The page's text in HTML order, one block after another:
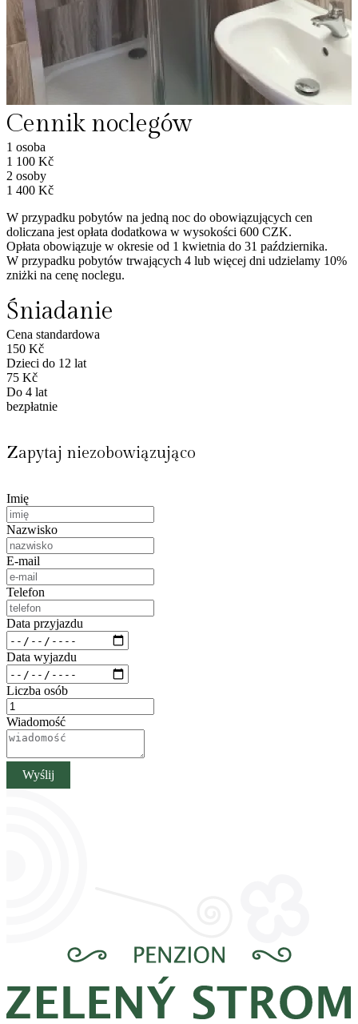
Cennik noclegów
1 osoba
1 100 Kč
2 osoby
1 400 Kč
W przypadku pobytów na jedną noc do obowiązujących cen
doliczana jest opłata dodatkowa w wysokości 600 CZK.
Opłata obowiązuje w okresie od 1 kwietnia do 31 października.
W przypadku pobytów trwających 4 lub więcej dni udzielamy 10%
zniżki na cenę noclegu.
Śniadanie
Cena standardowa
150 Kč
Dzieci do 12 lat
75 Kč
Do 4 lat
bezpłatnie
Zapytaj niezobowiązująco
Imię
Nazwisko
E-mail
Telefon
Data przyjazdu
Data wyjazdu
Liczba osób
Wiadomość
Wyślij